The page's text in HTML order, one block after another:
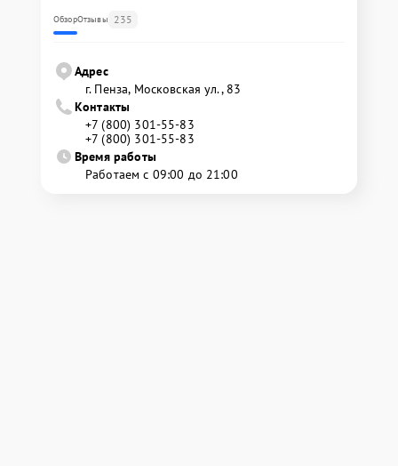
ОбзорОтзывы 235
Адрес
г. Пенза, Московская ул., 83
Контакты
+7 (800) 301-55-83
+7 (800) 301-55-83
Время работы
Работаем с 09:00 до 21:00